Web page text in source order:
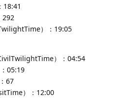
18:41
292
）：19:05
）：04:54
05:19
67
）：12:00